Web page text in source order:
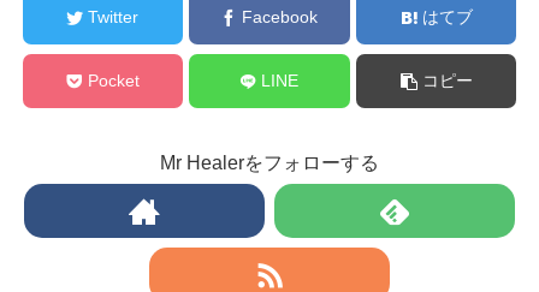
Twitter Facebook はてブ
Pocket LINE コピー
Mr Healerをフォローする